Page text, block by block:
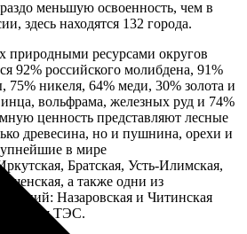
меньшую освоенность, чем в
здесь находятся 132 города.
природными ресурсами округов
92% российского молибдена, 91%
75% никеля, 64% меди, 30% золота и
вольфрама, железных руд и 74%
ценность представляют лесные
древесина, но и пушнина, орехи и
в мире
Братская, Усть-Илимская,
а также одни из
Назаровская и Читинская
ТЭС.